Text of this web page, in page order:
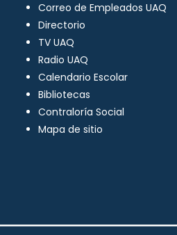
Correo de Empleados UAQ
Directorio
TV UAQ
Radio UAQ
Calendario Escolar
Bibliotecas
Contraloría Social
Mapa de sitio